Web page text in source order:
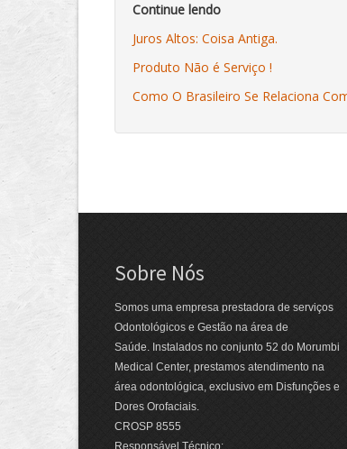
Continue lendo
Juros Altos: Coisa Antiga.
Produto Não é Serviço !
Como O Brasileiro Se Relaciona
Sobre Nós
Somos uma empresa prestadora de serviços
Odontológicos e Gestão na área de
Saúde. Instalados no conjunto 52 do Morumbi
Medical Center, prestamos atendimento na
área odontológica, exclusivo em Disfunções e
Dores Orofaciais.
CROSP 8555
Responsável Técnico: